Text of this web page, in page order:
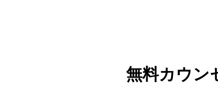
無料カウン